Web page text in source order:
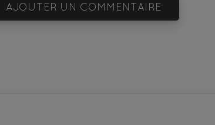
AJOUTER UN COMMENTAIRE